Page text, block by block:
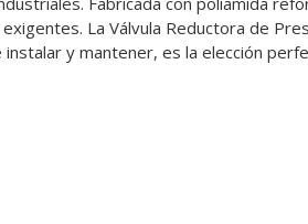
La Válvula Reductora de
y mantener, es la elección